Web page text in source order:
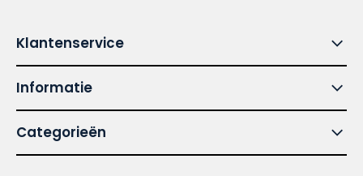
Klantenservice
Informatie
Categorieën